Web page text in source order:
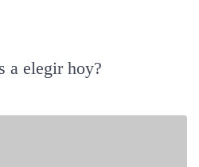
a elegir hoy?